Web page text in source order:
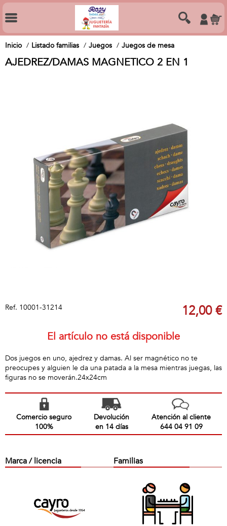
Inicio Listado familias Juegos Juegos de mesa
AJEDREZ/DAMAS MAGNETICO 2 EN 1
Ref. 10001-31214 12,00 €
El artículo no está disponible
Dos juegos en uno, ajedrez y damas. Al ser magnético no te
preocupes y alguien le da una patada a la mesa mientras juegas, las
figuras no se moverán.24x24cm
Comercio seguro
100%
Devolución
en 14 días
Atención al cliente
644 04 91 09
Marca / licencia Familias